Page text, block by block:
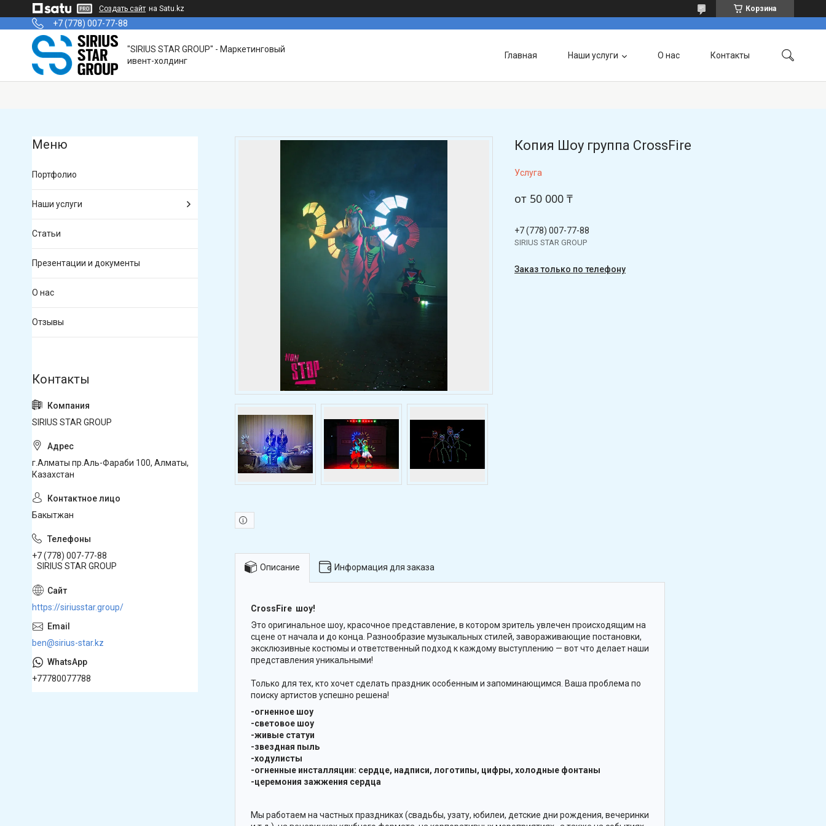
Создать сайт на Satu.kz Корзина
+7 (778) 007-77-88
"SIRIUS STAR GROUP" - Маркетинговый
ивент-холдинг
Главная Наши услуги О нас Контакты
Копия Шоу группа CrossFire
Услуга
от 50 000 ₸
+7 (778) 007-77-88
SIRIUS STAR GROUP
Заказ только по телефону
Описание Информация для заказа
CrossFire шоу!
Это оригинальное шоу, красочное представление, в котором зритель увлечен происходящим на
сцене от начала и до конца. Разнообразие музыкальных стилей, завораживающие постановки,
эксклюзивные костюмы и ответственный подход к каждому выступлению — вот что делает наши
представления уникальными!
Только для тех, кто хочет сделать праздник особенным и запоминающимся. Ваша проблема по
поиску артистов успешно решена!
-огненное шоу
-световое шоу
-живые статуи
-звездная пыль
-ходулисты
-огненные инсталляции: сердце, надписи, логотипы, цифры, холодные фонтаны
-церемония зажжения сердца
Мы работаем на частных праздниках (свадьбы, узату, юбилеи, детские дни рождения, вечеринки
Портфолио
Наши услуги
Статьи
Презентации и документы
О нас
Отзывы
SIRIUS STAR GROUP
г.Алматы пр.Аль-Фараби 100, Алматы,
Казахстан
Бакытжан
+7 (778) 007-77-88
SIRIUS STAR GROUP
https://siriusstar.group/
ben@sirius-star.kz
+77780077788